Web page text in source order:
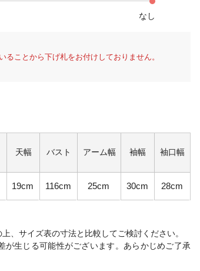
なし
ことから下げ札をお付けしておりません。
天幅 バスト アーム幅 袖幅 袖口幅
19cm 116cm 25cm 30cm 28cm
、サイズ表の寸法と比較してご検討ください。
生じる可能性がございます。あらかじめご了承